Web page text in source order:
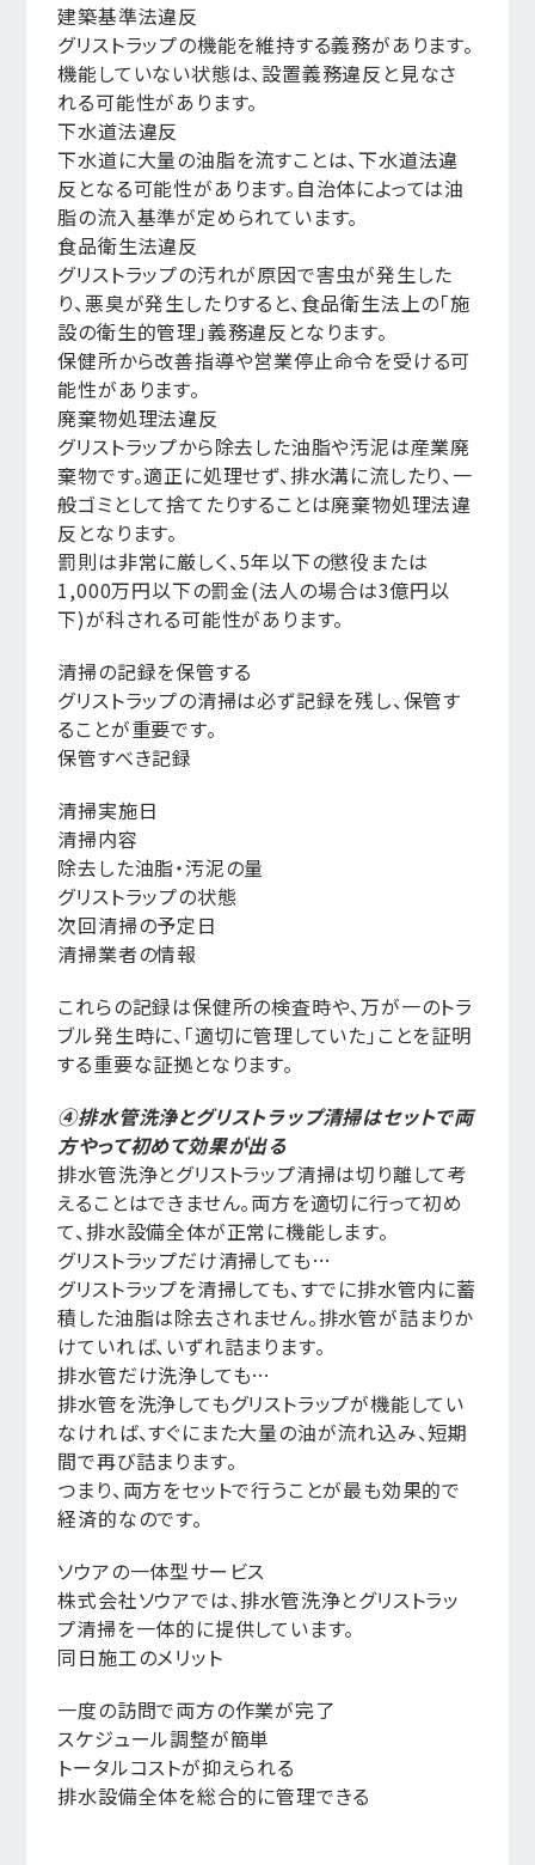
建築基準法違反
グリストラップの機能を維持する義務があります。
機能していない状態は、設置義務違反と見なさ
れる可能性があります。
下水道法違反
下水道に大量の油脂を流すことは、下水道法違
反となる可能性があります。自治体によっては油
脂の流入基準が定められています。
食品衛生法違反
グリストラップの汚れが原因で害虫が発生した
り、悪臭が発生したりすると、食品衛生法上の「施
設の衛生的管理」義務違反となります。
保健所から改善指導や営業停止命令を受ける可
能性があります。
廃棄物処理法違反
グリストラップから除去した油脂や汚泥は産業廃
棄物です。適正に処理せず、排水溝に流したり、一
般ゴミとして捨てたりすることは廃棄物処理法違
反となります。
罰則は非常に厳しく、5年以下の懲役または
1,000万円以下の罰金(法人の場合は3億円以
下)が科される可能性があります。
清掃の記録を保管する
グリストラップの清掃は必ず記録を残し、保管す
ることが重要です。
保管すべき記録
清掃実施日
清掃内容
除去した油脂・汚泥の量
グリストラップの状態
次回清掃の予定日
清掃業者の情報
これらの記録は保健所の検査時や、万が一のトラ
ブル発生時に、「適切に管理していた」ことを証明
する重要な証拠となります。
④排水管洗浄とグリストラップ清掃はセットで両
方やって初めて効果が出る
排水管洗浄とグリストラップ清掃は切り離して考
えることはできません。両方を適切に行って初め
て、排水設備全体が正常に機能します。
グリストラップだけ清掃しても…
グリストラップを清掃しても、すでに排水管内に蓄
積した油脂は除去されません。排水管が詰まりか
けていれば、いずれ詰まります。
排水管だけ洗浄しても…
排水管を洗浄してもグリストラップが機能してい
なければ、すぐにまた大量の油が流れ込み、短期
間で再び詰まります。
つまり、両方をセットで行うことが最も効果的で
経済的なのです。
ソウアの一体型サービス
株式会社ソウアでは、排水管洗浄とグリストラッ
プ清掃を一体的に提供しています。
同日施工のメリット
一度の訪問で両方の作業が完了
スケジュール調整が簡単
トータルコストが抑えられる
排水設備全体を総合的に管理できる